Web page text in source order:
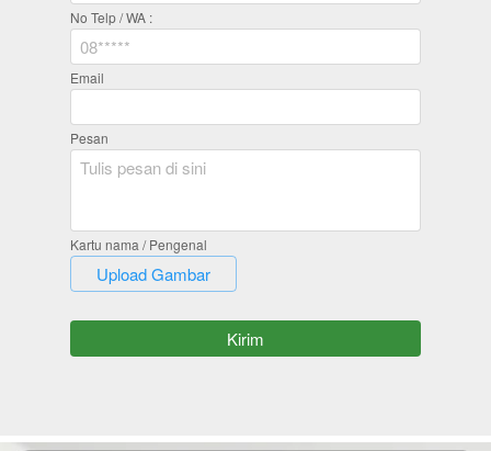
No Telp / WA :
Email
Pesan
Kartu nama / Pengenal
`Upload Gambar
`Kirim